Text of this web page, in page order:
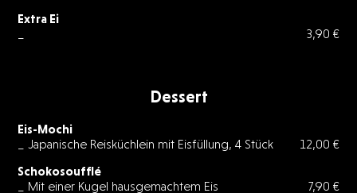
Extra Ei
3,90 €
Dessert
Eis-Mochi
_ Japanische Reisküchlein mit Eisfüllung, 4 Stück
12,00 €
Schokosoufflé
_ Mit einer Kugel hausgemachtem Eis
7,90 €